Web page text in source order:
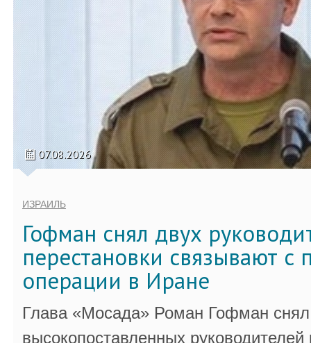
07.08.2026
ИЗРАИЛЬ
Гофман снял двух
перестановки связывают с
операции в Иране
Глава «Мосада» Роман Гофман снял
высокопоставленных